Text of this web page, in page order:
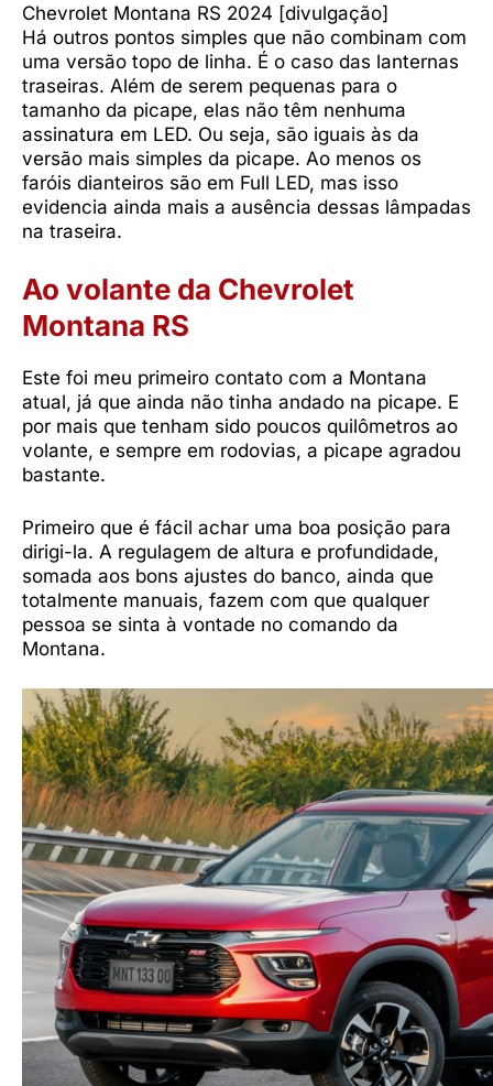
Chevrolet Montana RS 2024 [divulgação]
Há outros pontos simples que não combinam com
uma versão topo de linha. É o caso das lanternas
traseiras. Além de serem pequenas para o
tamanho da picape, elas não têm nenhuma
assinatura em LED. Ou seja, são iguais às da
versão mais simples da picape. Ao menos os
faróis dianteiros são em Full LED, mas isso
evidencia ainda mais a ausência dessas lâmpadas
na traseira.
Ao volante da Chevrolet
Montana RS
Este foi meu primeiro contato com a Montana
atual, já que ainda não tinha andado na picape. E
por mais que tenham sido poucos quilômetros ao
volante, e sempre em rodovias, a picape agradou
bastante.
Primeiro que é fácil achar uma boa posição para
dirigi-la. A regulagem de altura e profundidade,
somada aos bons ajustes do banco, ainda que
totalmente manuais, fazem com que qualquer
pessoa se sinta à vontade no comando da
Montana.